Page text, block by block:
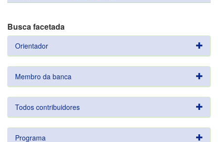
Busca facetada
Orientador
Membro da banca
Todos contribuidores
Programa